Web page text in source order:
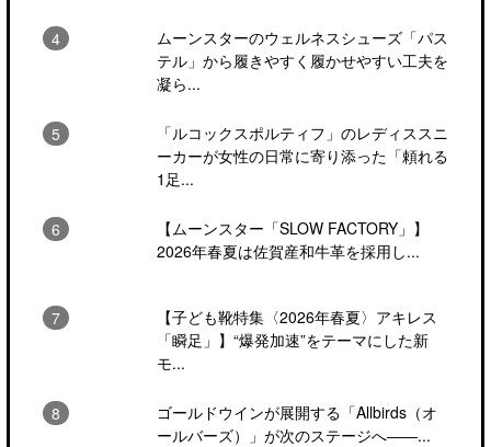
ムーンスターのウェルネスシューズ「パス
テル」から履きやすく履かせやすい工夫を
凝ら...
「ルコックスポルティフ」のレディススニ
ーカーが女性の日常に寄り添った「頼れる
1足...
【ムーンスター「SLOW FACTORY」】
2026年春夏は佐賀産和牛革を採用し...
【子ども靴特集〈2026年春夏〉アキレス
「瞬足」】“爆発加速”をテーマにした新
モ...
ゴールドウインが展開する「Allbirds（オ
ールバーズ）」が次のステージへ――...